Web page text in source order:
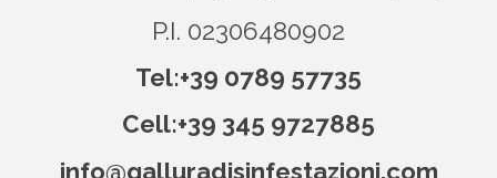
P.I. 02306480902
Tel:+39 0789 57735
Cell:+39 345 9727885
info@galluradisinfestazioni.com